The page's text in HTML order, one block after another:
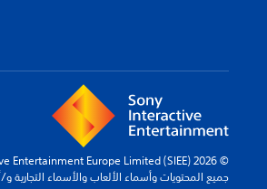
© 2026 Sony Interactive Entertainment Europe Limited (SIEE)
جميع المحتويات وأسماء الألعاب والأسماء التجارية